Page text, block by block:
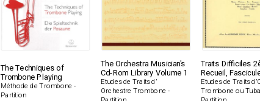
The Techniques of
Trombone Playing
Méthode de Trombone -
Partition
The Orchestra Musician's
Cd-Rom Library Volume 1
Etudes de Traits d'
Orchestre Trombone -
Traits Difficiles
Recueil,
Etudes de Traits
Trombone ou